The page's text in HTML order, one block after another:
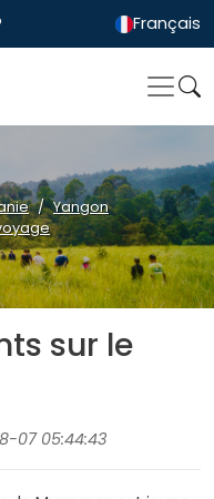
Français
Yangon
sur le
07 05:44:43